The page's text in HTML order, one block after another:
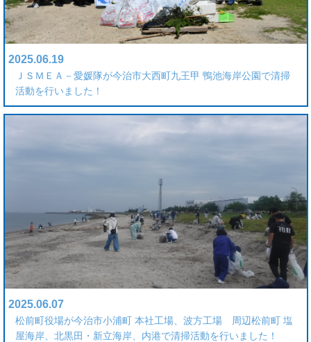
2025.06.19
ＪＳＭＥＡ－愛媛隊が今治市大西町九王甲 鴨池海岸公園で清掃
活動を行いました！
2025.06.07
松前町役場が今治市小浦町 本社工場、波方工場 周辺松前町 塩
屋海岸、北黒田・新立海岸、内港で清掃活動を行いました！